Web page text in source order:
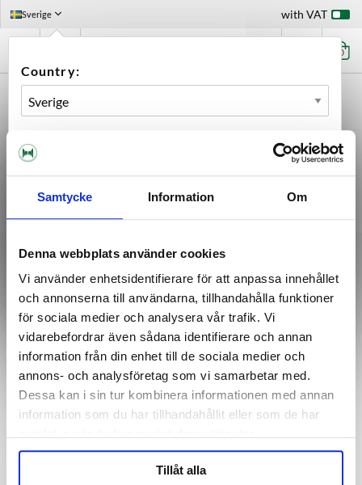
Samtycke Information Om
Denna webbplats använder cookies
Vi använder enhetsidentifierare för att anpassa innehållet
och annonserna till användarna, tillhandahålla funktioner
för sociala medier och analysera vår trafik. Vi
vidarebefordrar även sådana identifierare och annan
information från din enhet till de sociala medier och
annons- och analysföretag som vi samarbetar med.
Dessa kan i sin tur kombinera informationen med annan
information som du har tillhandahållit eller som de har
Tillåt alla
Sverige
Country:
with VAT
0
About Maltmagnus
E-commerce for breweries and homebrewers.
Please note that all material on this page is copyrighted by its author
CUSTOMERS SERVICE
Purchasing Conditions
Shipping
This is how we handle your order
Certificates
INFORMATION
About us
Find MaltMagnus
Guides
Carbonation Chart